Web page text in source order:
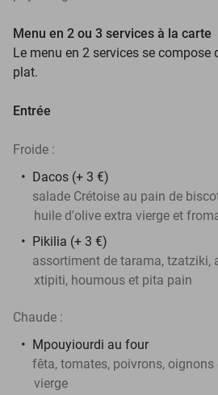
Menu en 2 ou 3 services à la carte
Le menu en 2 services se compose
plat.
Entrée
Froide :
Dacos (+ 3 €)
salade Crétoise au pain de
huile d'olive extra vierge et
Pikilia (+ 3 €)
assortiment de tarama, tzatziki,
xtipiti, houmous et pita pain
Chaude :
Mpouyiourdi au four
fêta, tomates, poivrons,
vierge